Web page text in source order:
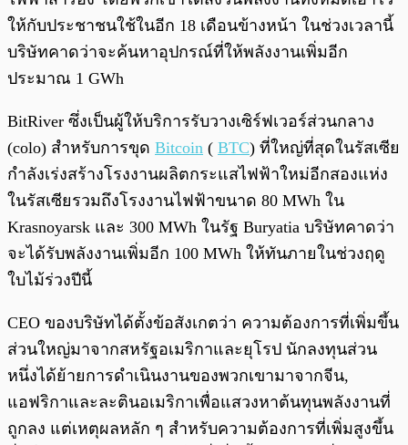
ให้กับประชาชนใช้ในอีก 18 เดือนข้างหน้า ในช่วงเวลานี้
บริษัทคาดว่าจะค้นหาอุปกรณ์ที่ให้พลังงานเพิ่มอีก
ประมาณ 1 GWh
BitRiver ซึ่งเป็นผู้ให้บริการรับวางเซิร์ฟเวอร์ส่วนกลาง
(colo) สำหรับการขุด Bitcoin ( BTC) ที่ใหญ่ที่สุดในรัสเซีย
กำลังเร่งสร้างโรงงานผลิตกระแสไฟฟ้าใหม่อีกสองแห่ง
ในรัสเซียรวมถึงโรงงานไฟฟ้าขนาด 80 MWh ใน
Krasnoyarsk และ 300 MWh ในรัฐ Buryatia บริษัทคาดว่า
จะได้รับพลังงานเพิ่มอีก 100 MWh ให้ทันภายในช่วงฤดู
ใบไม้ร่วงปีนี้
CEO ของบริษัทได้ตั้งข้อสังเกตว่า ความต้องการที่เพิ่มขึ้น
ส่วนใหญ่มาจากสหรัฐอเมริกาและยุโรป นักลงทุนส่วน
หนึ่งได้ย้ายการดำเนินงานของพวกเขามาจากจีน,
แอฟริกาและละตินอเมริกาเพื่อแสวงหาต้นทุนพลังงานที่
ถูกลง แต่เหตุผลหลัก ๆ สำหรับความต้องการที่เพิ่มสูงขึ้น